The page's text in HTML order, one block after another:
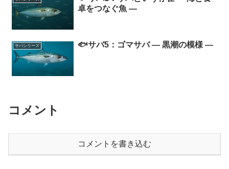
卓をつなぐ魚 ―
サバシリーズ 🐟サバ5：ゴマサバ ― 黒潮の模様 ―
コメント
コメントを書き込む